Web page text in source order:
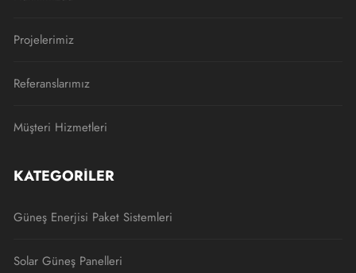
Projelerimiz
Referanslarımız
Müşteri Hizmetleri
KATEGORILER
Güneş Enerjisi Paket Sistemleri
Solar Güneş Panelleri